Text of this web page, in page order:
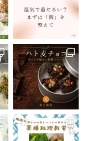
アカウ
@kanpou_ki
o